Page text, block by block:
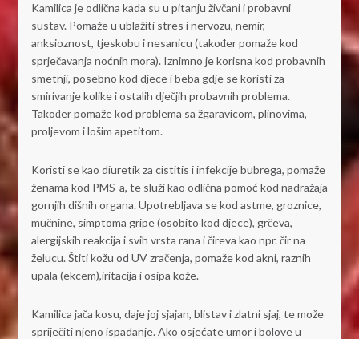
Kamilica je odlična kada su u pitanju živčani i probavni
sustav. Pomaže u ublažiti stres i nervozu, nemir,
anksioznost, tjeskobu i nesanicu (također pomaže kod
sprječavanja noćnih mora). Iznimno je korisna kod probavnih
smetnji, posebno kod djece i beba gdje se koristi za
smirivanje kolike i ostalih dječjih probavnih problema.
Također pomaže kod problema sa žgaravicom, plinovima,
proljevom i lošim apetitom.
Koristi se kao diuretik za cistitis i infekcije bubrega, pomaže
ženama kod PMS-a, te služi kao odlična pomoć kod nadražaja
gornjih dišnih organa. Upotrebljava se kod astme, groznice,
mučnine, simptoma gripe (osobito kod djece), grčeva,
alergijskih reakcija i svih vrsta rana i čireva kao npr. čir na
želucu. Štiti kožu od UV zračenja, pomaže kod akni, raznih
upala (ekcem),iritacija i osipa kože.
Kamilica jača kosu, daje joj sjajan, blistav i zlatni sjaj, te može
spriječiti njeno ispadanje. Ako osjećate umor i bolove u